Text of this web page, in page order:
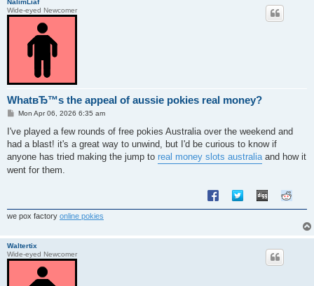
Wide-eyed Newcomer
WhatвЂ™s the appeal of aussie pokies real money?
P
s
Mon Apr 06, 2026 6:35 am
I've played a few rounds of free pokies Australia over the weekend and
had a blast! it's a great way to unwind, but I'd be curious to know if
anyone has tried making the jump to real money slots australiaand how it
went for them.
we pox factory online pokies
Waltertix
Wide-eyed Newcomer